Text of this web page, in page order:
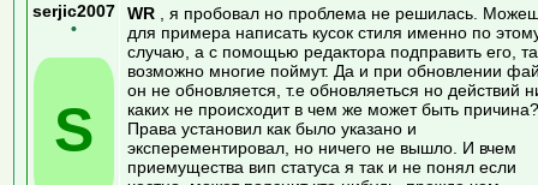
serjic2007
•
S
WR
, я пробовал но проблема не решилась.
для примера написать кусок стиля именно по
случаю, а с помощью редактора подправить его,
возможно многие поймут. Да и при обновлении
он не обновляется, т.е обновляеться но действий
каких не происходит в чем же может быть причина?
Права установил как было указано и
эксперементировал, но ничего не вышло. И вчем
приемущества вип статуса я так и не понял если